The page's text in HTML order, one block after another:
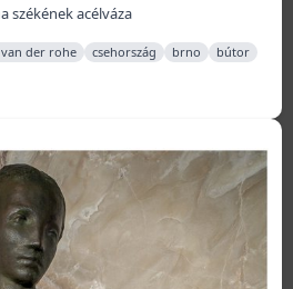
székének acélváza
van der rohe csehország brno bútor